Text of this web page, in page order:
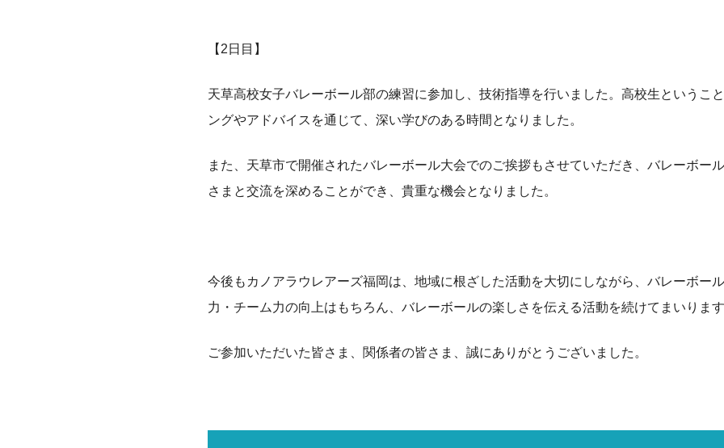
【2日目】
天草高校女子バレーボール部の練習に参加し、技術指導を行いました。高校生というこ
ングやアドバイスを通じて、深い学びのある時間となりました。
また、天草市で開催されたバレーボール大会でのご挨拶もさせていただき、バレーボー
さまと交流を深めることができ、貴重な機会となりました。
今後もカノアラウレアーズ福岡は、地域に根ざした活動を大切にしながら、バレーボー
力・チーム力の向上はもちろん、バレーボールの楽しさを伝える活動を続けてまいりま
ご参加いただいた皆さま、関係者の皆さま、誠にありがとうございました。